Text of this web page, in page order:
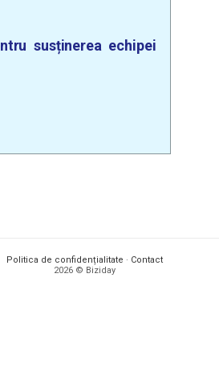
susținerea echipei
Politica de confidențialitate · Contact
2026 © Biziday